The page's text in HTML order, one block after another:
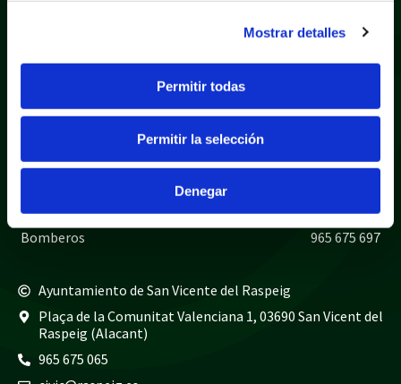
Mostrar detalles
Permitir todas
Permitir la selección
Denegar
Aviso legal
Política de cookies
Mapa web
Teléfonos de interés
Guardia civil
965 675 814
Bomberos
965 675 697
Ayuntamiento de San Vicente del Raspeig
Plaça de la Comunitat Valenciana 1, 03690 San Vicent del
Raspeig (Alacant)
965 675 065